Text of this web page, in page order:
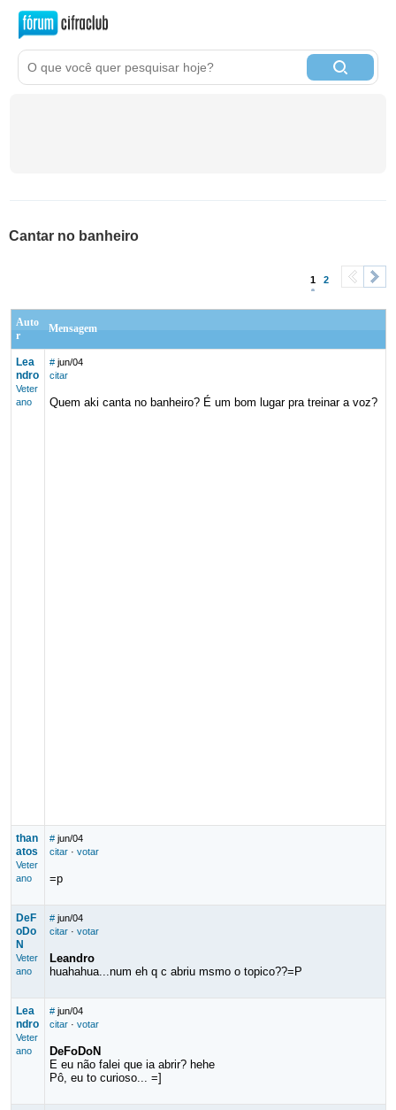
Cantar no banheiro
1 2
Auto
r
Mensagem
Lea
ndro
Veter
ano
# jun/04
citar
Quem aki canta no banheiro? É um bom lugar pra treinar a voz?
than
atos
Veter
ano
# jun/04
citar· votar
=p
DeF
oDo
N
Veter
ano
# jun/04
citar· votar
Leandro
huahahua...num eh q c abriu msmo o topico??=P
Lea
ndro
Veter
ano
# jun/04
citar· votar
DeFoDoN
E eu não falei que ia abrir? hehe
Pô, eu to curioso... =]